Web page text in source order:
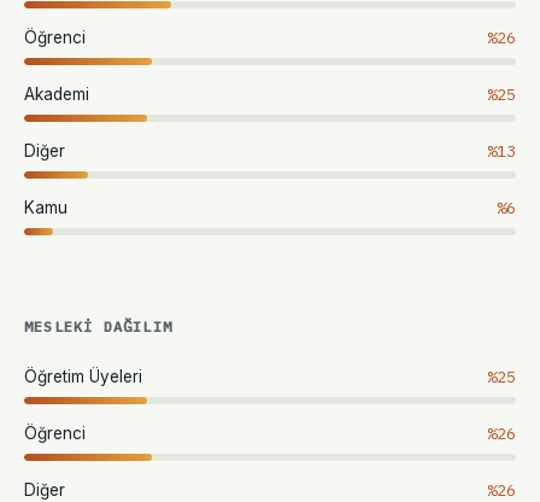
Öğrenci %26
Akademi %25
Diğer %13
Kamu %6
MESLEKI DAĞILIM
Öğretim Üyeleri %25
Öğrenci %26
Diğer %26